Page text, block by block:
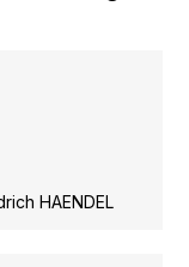
HAENDEL